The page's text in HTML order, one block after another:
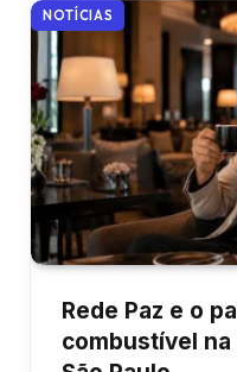
NOTÍCIAS
Rede Paz e o
combustível